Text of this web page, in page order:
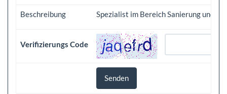
Beschreibung Spezialist im Bereich Sanierung und
Verifizierungs Code